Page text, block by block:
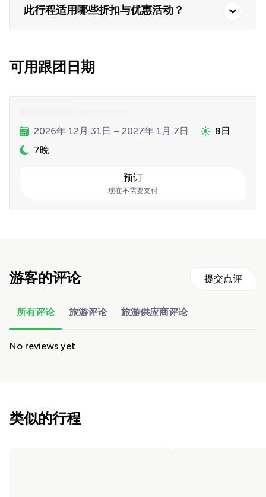
此行程适用哪些折扣与优惠活动？
可用跟团日期
2026年 12月 31日 – 2027年 1月 7日
8日
7晚
预订
现在不需要支付
游客的评论 提交点评
所有评论 旅游评论 旅游供应商评论
No reviews yet
类似的行程